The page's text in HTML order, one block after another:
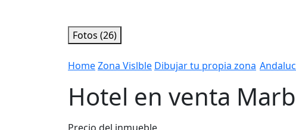
Fotos (26)
HomeZona Vislble Dibujar tu propia zona
Hotel en venta